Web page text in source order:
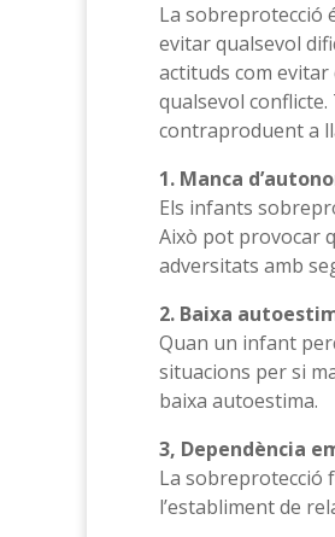
La sobreprotecció
evitar qualsevol
actituds com
qualsevol
contraproduent a
1. Manca
Els infants
Això pot provocar
adversitats amb
2. Baixa
Quan un infant
situacions per si
baixa autoestima.
3, Dependència
La sobreprotecció
l’establiment de